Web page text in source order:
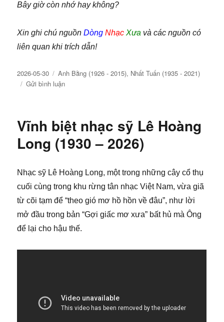
Bây giờ còn nhớ hay không?
Xin ghi chú nguồnDòng Nhạc Xưa và các nguồn có
liên quan khi trích dẫn!
Đăng
ngày
2026-05-30
Chuyên
mục
Anh Bằng (1926 - 2015), Nhất Tuấn (1935 - 2021)
Gửi bình luậnvề
(Nhất
Tuấn
–
Bằng)
Vĩnh biệt nhạc sỹ Lê Hoàng
Long (1930 – 2026)
Nhạc sỹ Lê Hoàng Long, một trong những cây cổ thụ
cuối cùng trong khu rừng tân nhạc Việt Nam, vừa giã
từ cõi tạm để “theo gió mơ hồ hồn về đâu”, như lời
mở đầu trong bản “Gợi giấc mơ xưa” bất hủ mà Ông
để lại cho hậu thế.